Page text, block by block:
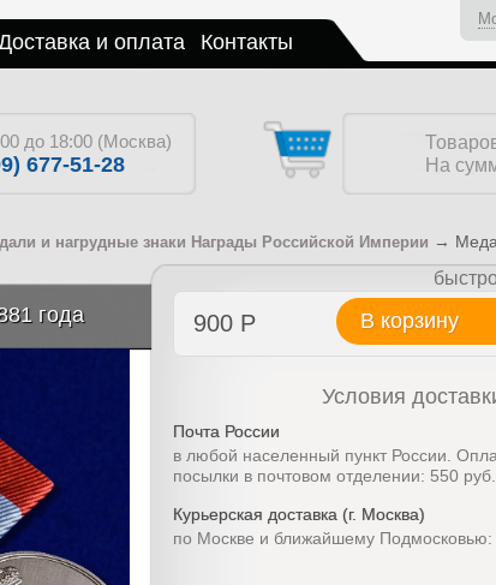
и оплата Контакты
до 18:00 (Москва)
677-51-28
На
и нагрудные знаки Награды Российской Империи →
года 900 Р В корзину
Условия
Почта России
в любой населенный пункт России.
посылки в почтовом отделении: 550 руб.
Курьерская доставка (г. Москва)
по Москве и ближайшему Подмосковью: